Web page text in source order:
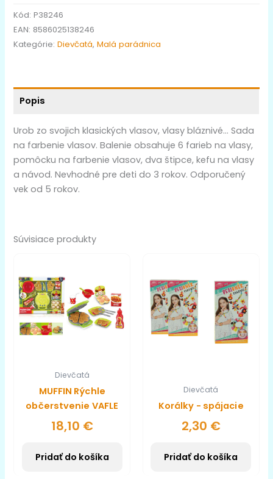
Kód:P38246
EAN: 8586025138246
Kategórie:Dievčatá,Malá parádnica
Popis
Urob zo svojich klasických vlasov, vlasy bláznivé… Sada
na farbenie vlasov. Balenie obsahuje 6 farieb na vlasy,
pomôcku na farbenie vlasov, dva štipce, kefu na vlasy
a návod. Nevhodné pre deti do 3 rokov. Odporučený
vek od 5 rokov.
Súvisiace produkty
Dievčatá
MUFFIN Rýchle
občerstvenie VAFLE
18,10 €
Pridať do košíka
Dievčatá
Korálky - spájacie
2,30 €
Pridať do košíka